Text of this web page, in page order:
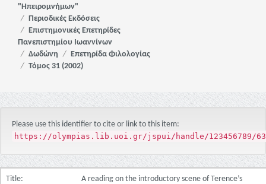
"Ηπειρομνήμων"
Περιοδικές Εκδόσεις
Επιστημονικές Επετηρίδες
Πανεπιστημίου Ιωαννίνων
Δωδώνη
Επετηρίδα Φιλολογίας
Τόμος 31 (2002)
Please use this identifier to cite or link to this item:
https://olympias.lib.uoi.gr/jspui/handle/123456789/
Title:
A reading on the introductory scene of Terence’s